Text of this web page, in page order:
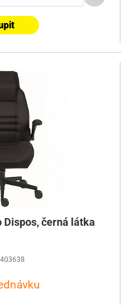
Dispos, černá látka